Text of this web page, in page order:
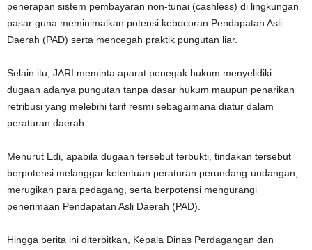
penerapan sistem pembayaran non-tunai (cashless) di lingkungan
pasar guna meminimalkan potensi kebocoran Pendapatan Asli
Daerah (PAD) serta mencegah praktik pungutan liar.
Selain itu, JARI meminta aparat penegak hukum menyelidiki
dugaan adanya pungutan tanpa dasar hukum maupun penarikan
retribusi yang melebihi tarif resmi sebagaimana diatur dalam
peraturan daerah.
Menurut Edi, apabila dugaan tersebut terbukti, tindakan tersebut
berpotensi melanggar ketentuan peraturan perundang-undangan,
merugikan para pedagang, serta berpotensi mengurangi
penerimaan Pendapatan Asli Daerah (PAD).
Hingga berita ini diterbitkan, Kepala Dinas Perdagangan dan